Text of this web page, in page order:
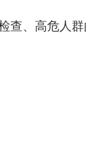
查、高危人